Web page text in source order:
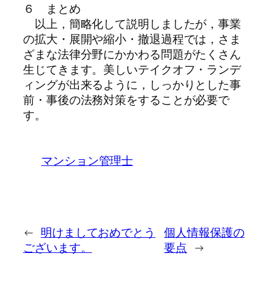
６ まとめ
以上，簡略化して説明しましたが，事業
の拡大・展開や縮小・撤退過程では，さま
ざまな法律分野にかかわる問題がたくさん
生じてきます。美しいテイクオフ・ランデ
ィングが出来るように，しっかりとした事
前・事後の法務対策をすることが必要で
す。
マンション管理士
← 明けましておめでとう
ございます。
個人情報保護の
要点 →